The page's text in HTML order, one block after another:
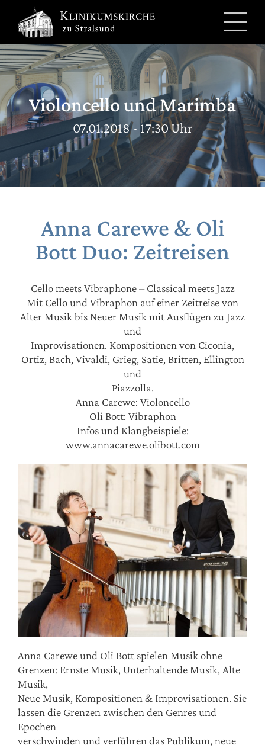
Inhalt
springen
Violoncello und Marimba
07.01.2018 - 17:30 Uhr
Anna Carewe & Oli
Bott Duo: Zeitreisen
Cello meets Vibraphone – Classical meets Jazz
Mit Cello und Vibraphon auf einer Zeitreise von
Alter Musik bis Neuer Musik mit Ausflügen zu Jazz
und
Improvisationen. Kompositionen von Ciconia,
Ortiz, Bach, Vivaldi, Grieg, Satie, Britten, Ellington
und
Piazzolla.
Anna Carewe: Violoncello
Oli Bott: Vibraphon
Infos und Klangbeispiele:
www.annacarewe.olibott.com
Anna Carewe und Oli Bott spielen Musik ohne
Grenzen: Ernste Musik, Unterhaltende Musik, Alte
Musik,
Neue Musik, Kompositionen & Improvisationen. Sie
lassen die Grenzen zwischen den Genres und
Epochen
verschwinden und verführen das Publikum, neue